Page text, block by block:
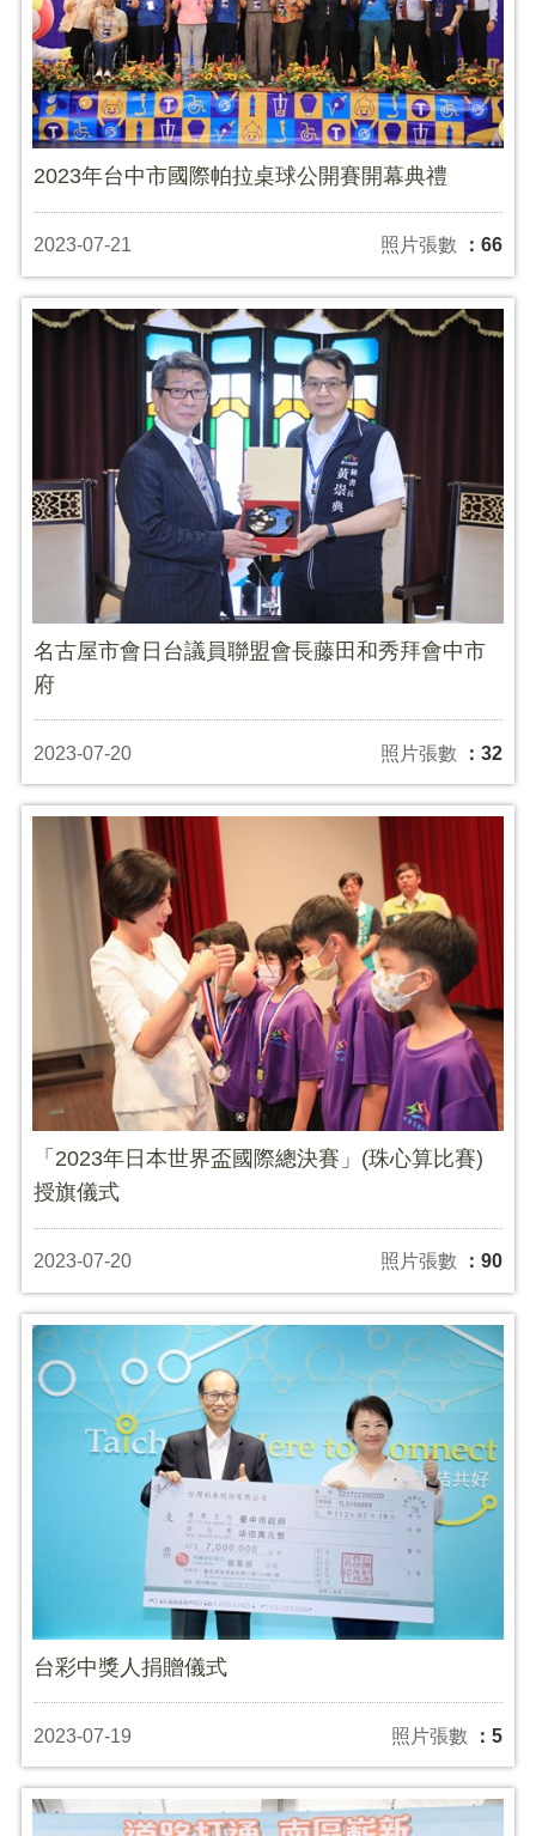
2023年台中市國際帕拉桌球公開賽開幕典禮
2023-07-21 照片張數 ：66
名古屋市會日台議員聯盟會長藤田和秀拜會中市
府
2023-07-20 照片張數 ：32
「2023年日本世界盃國際總決賽」(珠心算比賽)
授旗儀式
2023-07-20 照片張數 ：90
台彩中獎人捐贈儀式
2023-07-19 照片張數 ：5